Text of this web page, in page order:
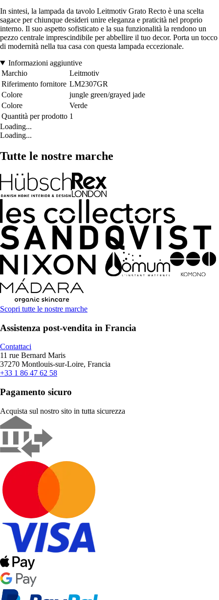
In sintesi, la lampada da tavolo Leitmotiv Grato Recto è una scelta
sagace per chiunque desideri unire eleganza e praticità nel proprio
interno. Il suo aspetto sofisticato e la sua funzionalità la rendono un
pezzo centrale imprescindibile per abbellire il tuo decor. Porta un tocco
di modernità nella tua casa con questa lampada eccezionale.
Informazioni aggiuntive
Marchio
Leitmotiv
Riferimento fornitore LM2307GR
Colore
jungle green/grayed jade
Colore
Verde
Quantità per prodotto 1
Loading...
Loading...
Tutte le nostre marche
Scopri tutte le nostre marche
Assistenza post-vendita in Francia
Contattaci
11 rue Bernard Maris
37270 Montlouis-sur-Loire, Francia
+33 1 86 47 62 58
Pagamento sicuro
Acquista sul nostro sito in tutta sicurezza